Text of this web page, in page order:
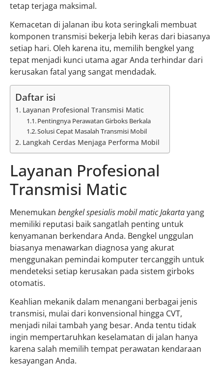
tetap terjaga maksimal.
Kemacetan di jalanan ibu kota seringkali membuat
komponen transmisi bekerja lebih keras dari biasanya
setiap hari. Oleh karena itu, memilih bengkel yang
tepat menjadi kunci utama agar Anda terhindar dari
kerusakan fatal yang sangat mendadak.
Daftar isi
Layanan Profesional Transmisi Matic
Pentingnya Perawatan Girboks Berkala
Solusi Cepat Masalah Transmisi Mobil
Langkah Cerdas Menjaga Performa Mobil
Layanan Profesional
Transmisi Matic
Menemukan bengkel spesialis mobil matic Jakartayang
memiliki reputasi baik sangatlah penting untuk
kenyamanan berkendara Anda. Bengkel unggulan
biasanya menawarkan diagnosa yang akurat
menggunakan pemindai komputer tercanggih untuk
mendeteksi setiap kerusakan pada sistem girboks
otomatis.
Keahlian mekanik dalam menangani berbagai jenis
transmisi, mulai dari konvensional hingga CVT,
menjadi nilai tambah yang besar. Anda tentu tidak
ingin mempertaruhkan keselamatan di jalan hanya
karena salah memilih tempat perawatan kendaraan
kesayangan Anda.